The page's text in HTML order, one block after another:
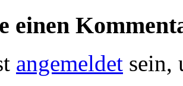
einen
angemeldet sein,